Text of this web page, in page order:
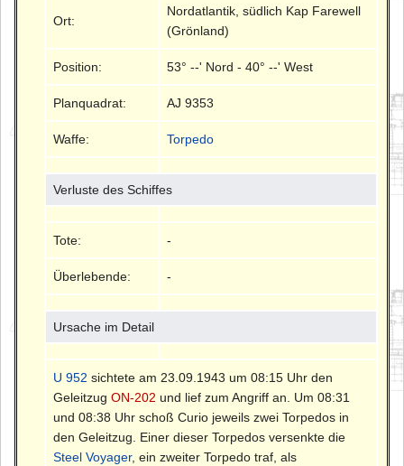
Ort:
Nordatlantik, südlich Kap Farewell
(Grönland)
Position: 53° --' Nord - 40° --' West
Planquadrat: AJ 9353
Waffe: Torpedo
Verluste des Schiffes
Tote: -
Überlebende: -
Ursache im Detail
U 952 sichtete am 23.09.1943 um 08:15 Uhr den
GeleitzugON-202 und lief zum Angriff an. Um 08:31
und 08:38 Uhr schoß Curio jeweils zwei Torpedos in
den Geleitzug. Einer dieser Torpedos versenkte die
Steel Voyager, ein zweiter Torpedo traf, als